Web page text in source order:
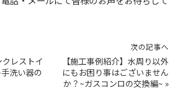
クレストイ
洗い器の
次の記事へ
【施工事例紹介】水周り以外
にもお困り事はございません
か？~ガスコンロの交換編~ »